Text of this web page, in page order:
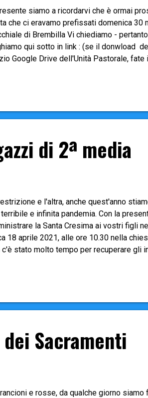
siamo a ricordarvi che è ormai
che ci eravamo prefissati domenica 30
di Brembilla Vi chiediamo -
qui sotto in link : (se il donwload
Google Drive dell'Unità Pastorale,
per il padrino (o la madrina) (la
sua Parrocchia di appartenenza).
di 2ª media
e l'altra, anche quest'anno
e infinita pandemia. Con la
la Santa Cresima ai vostri figli
18 aprile 2021, alle ore 10.30 nella
c'è stato molto tempo per recuperare gli
tempo cruciale degli ultimi giorni
alla Cresima (serve per
Sacramenti
e rosse, da qualche giorno